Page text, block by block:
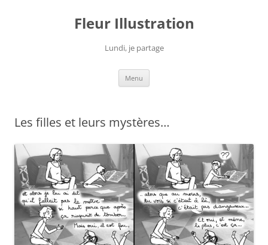
Fleur Illustration
Lundi, je partage
Menu
Les filles et leurs mystères…